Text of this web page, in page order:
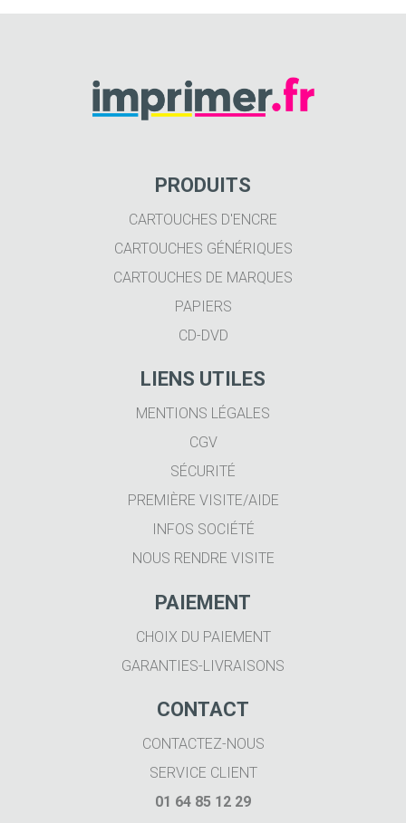
PRODUITS
CARTOUCHES D'ENCRE
CARTOUCHES GÉNÉRIQUES
CARTOUCHES DE MARQUES
PAPIERS
CD-DVD
LIENS UTILES
MENTIONS LÉGALES
CGV
SÉCURITÉ
PREMIÈRE VISITE/AIDE
INFOS SOCIÉTÉ
NOUS RENDRE VISITE
PAIEMENT
CHOIX DU PAIEMENT
GARANTIES-LIVRAISONS
CONTACT
CONTACTEZ-NOUS
SERVICE CLIENT
01 64 85 12 29